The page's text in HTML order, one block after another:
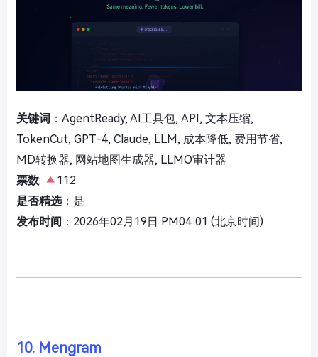
关键词 ：AgentReady, AI工具包, API, 文本压缩,
TokenCut, GPT-4, Claude, LLM, 成本降低, 费用节省,
MD转换器, 网站地图生成器, LLMO审计器
票数:
112
是否精选：是
发布时间 ：2026年02月19日 PM04:01 (北京时间)
10. Mengram